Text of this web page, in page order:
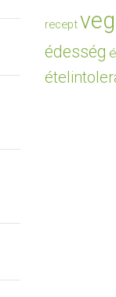
recept
édesség